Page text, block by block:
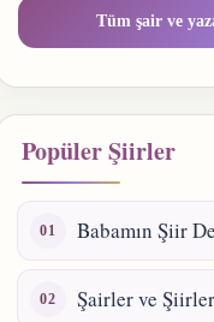
Tüm şair ve
Popüler Şiirler
Babamın Şiir
Şairler ve Şiirler